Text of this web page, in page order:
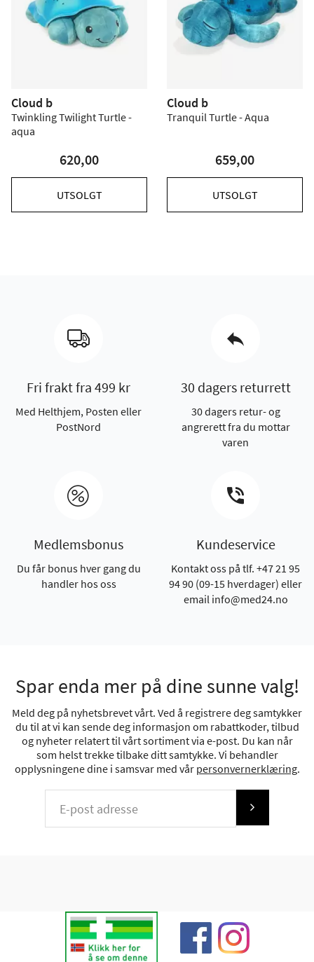
Cloud b
Twinkling Twilight Turtle -
aqua
620,00
UTSOLGT
Cloud b
Tranquil Turtle - Aqua
659,00
UTSOLGT
Fri frakt fra 499 kr
Med Helthjem, Posten eller
PostNord
30 dagers returrett
30 dagers retur- og
angrerett fra du mottar
varen
Medlemsbonus
Du får bonus hver gang du
handler hos oss
Kundeservice
Kontakt oss på tlf. +47 21 95
94 90 (09-15 hverdager) eller
email info@med24.no
Spar enda mer på dine sunne valg!
Meld deg på nyhetsbrevet vårt. Ved å registrere deg samtykker
du til at vi kan sende deg informasjon om rabattkoder, tilbud
og nyheter relatert til vårt sortiment via e-post. Du kan når
som helst trekke tilbake ditt samtykke. Vi behandler
opplysningene dine i samsvar med vår personvernerklæring.